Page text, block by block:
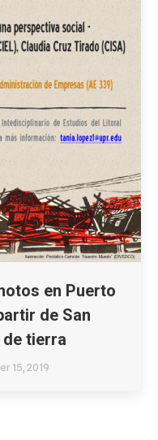
en Puerto
de San
tierra
15, 2019